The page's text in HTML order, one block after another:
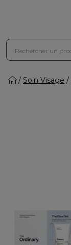
Soin Visage